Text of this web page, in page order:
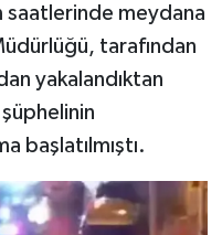
saatlerinde meydana
tarafından
yakalandıktan
başlatılmıştı.